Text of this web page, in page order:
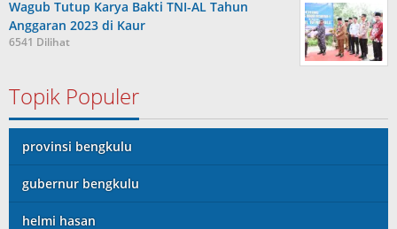
Wagub Tutup Karya Bakti TNI-AL Tahun
Anggaran 2023 di Kaur
6541 Dilihat
Topik Populer
provinsi bengkulu
gubernur bengkulu
helmi hasan